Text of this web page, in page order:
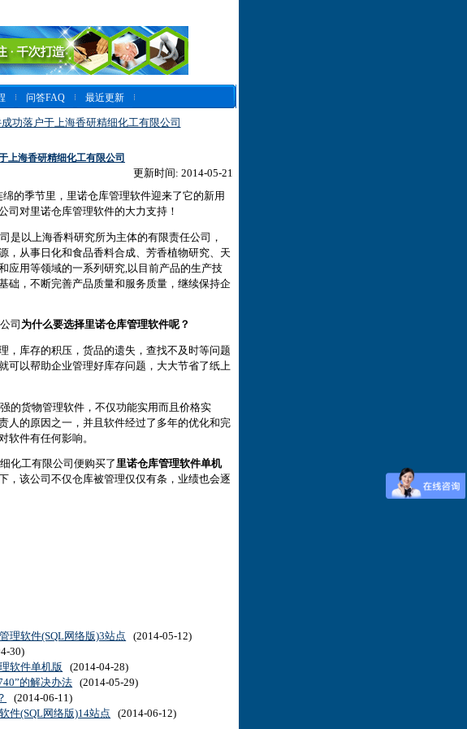
问答FAQ
最近更新
功落户于上海香研精细化工有限公司
上海香研精细化工有限公司
更新时间: 2014-05-21
的季节里，里诺仓库管理软件迎来了它的新用
司对里诺仓库管理软件的大力支持！
以上海香料研究所为主体的有限责任公司，
，从事日化和食品香料合成、芳香植物研究、天
应用等领域的一系列研究,以目前产品的生产技
础，不断完善产品质量和服务质量，继续保持企
司 为什么要选择里诺仓库管理软件呢？
，库存的积压，货品的遗失，查找不及时等问题
可以帮助企业管理好库存问题，大大节省了纸上
的货物管理软件，不仅功能实用而且价格实
人的原因之一，并且软件经过了多年的优化和完
软件有任何影响。
化工有限公司便购买了里诺仓库管理软件单机
，该公司不仅仓库被管理仅仅有条，业绩也会逐
理软件(SQL网络版)3站点 (2014-05-12)
30)
软件单机版 (2014-04-28)
的解决办法 (2014-05-29)
(2014-06-11)
件(SQL网络版)14站点 (2014-06-12)